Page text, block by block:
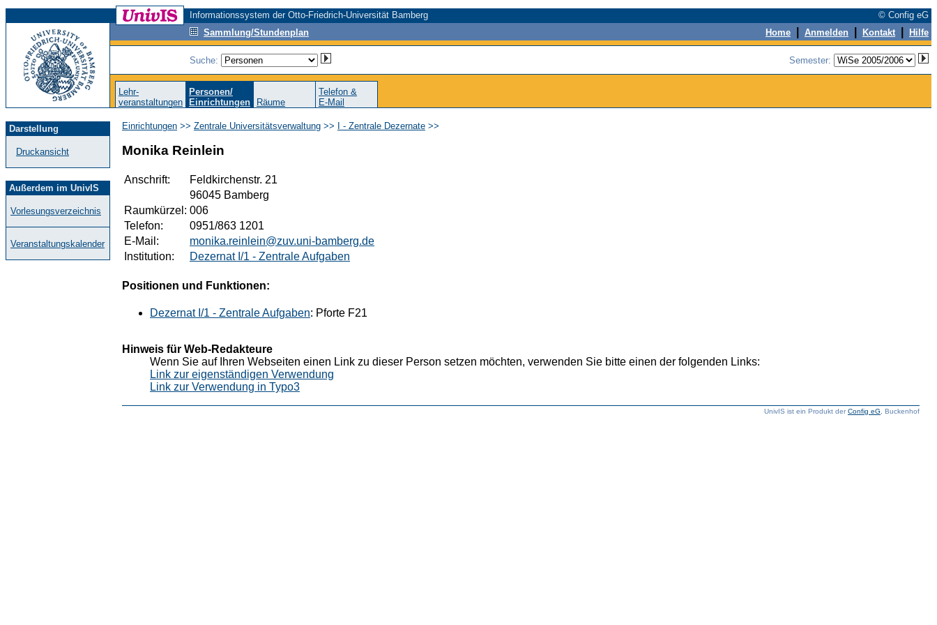
Informationssystem der Otto-Friedrich-Universität Bamberg
© Config eG
Sammlung/Stundenplan
Home Anmelden Kontakt Hilfe
Suche: Semester:
Lehr-
veranstaltungen
Personen/
Einrichtungen
Räume
Telefon &
E-Mail
Darstellung
Druckansicht
Außerdem im UnivIS
Vorlesungsverzeichnis
Veranstaltungskalender
Einrichtungen >> Zentrale Universitätsverwaltung >> I - Zentrale Dezernate >>
Monika Reinlein
Anschrift:
Feldkirchenstr. 21
96045 Bamberg
Raumkürzel: 006
Telefon:
0951/863 1201
E-Mail:
monika.reinlein@zuv.uni-bamberg.de
Institution:
Dezernat I/1 - Zentrale Aufgaben
Positionen und Funktionen:
Dezernat I/1 - Zentrale Aufgaben: Pforte F21
Hinweis für Web-Redakteure
Wenn Sie auf Ihren Webseiten einen Link zu dieser Person setzen möchten, verwenden Sie bitte einen der folgenden Links:
Link zur eigenständigen Verwendung
Link zur Verwendung in Typo3
UnivIS ist ein Produkt derConfig eG , Buckenhof